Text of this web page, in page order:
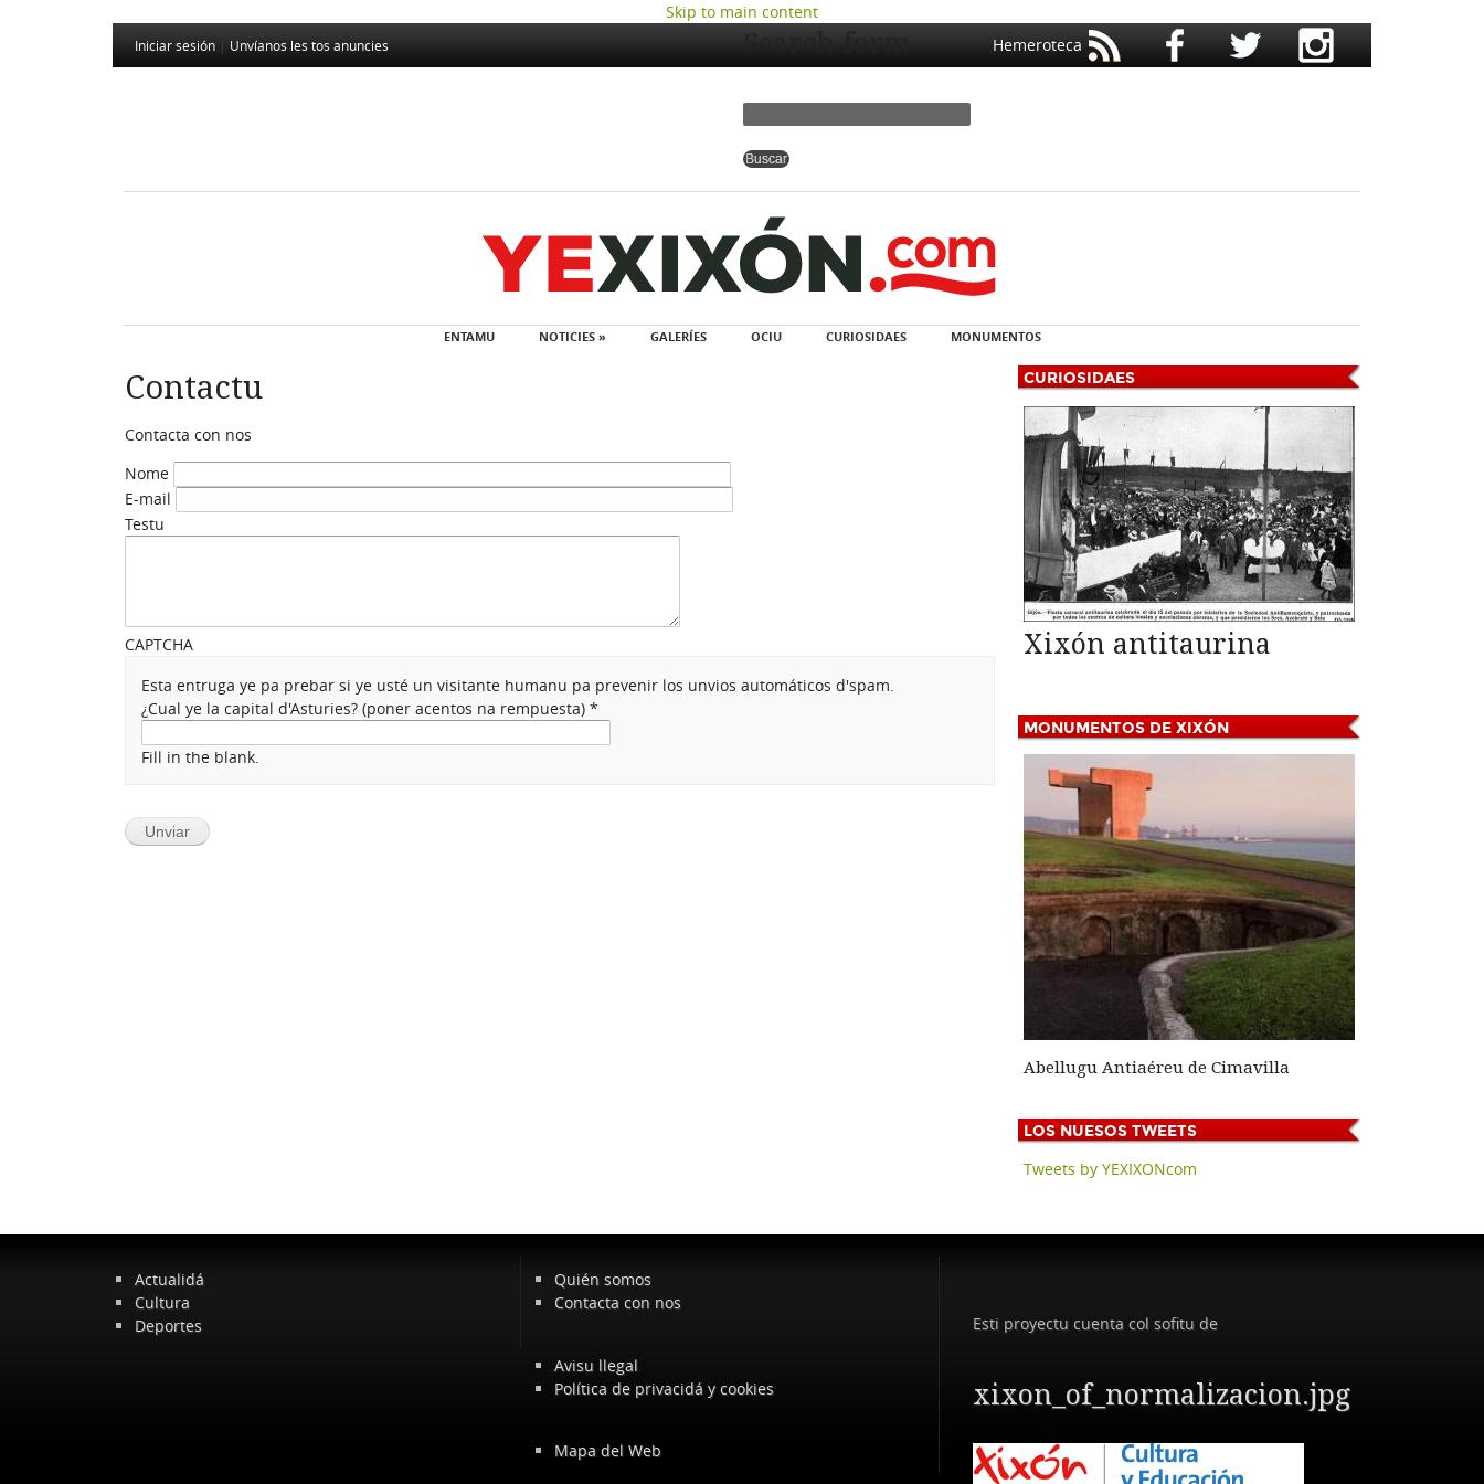
Skip to main content
Iniciar sesión Unvíanos les tos anuncies Hemeroteca
Search form
ENTAMU NOTICIES » GALERÍES OCIU CURIOSIDAES MONUMENTOS
Contactu
Contacta con nos
Nome
E-mail
Testu
CAPTCHA
Esta entruga ye pa prebar si ye usté un visitante humanu pa prevenir los unvios automáticos d'spam.
¿Cual ye la capital d'Asturies? (poner acentos na rempuesta)*
Fill in the blank.
CURIOSIDAES
Xixón antitaurina
MONUMENTOS DE XIXÓN
Abellugu Antiaéreu de Cimavilla
LOS NUESOS TWEETS
Tweets by YEXIXONcom
Actualidá
Cultura
Deportes
Quién somos
Contacta con nos
Avisu llegal
Política de privacidá y cookies
Mapa del Web
Esti proyectu cuenta col sofitu de
xixon_of_normalizacion.jpg